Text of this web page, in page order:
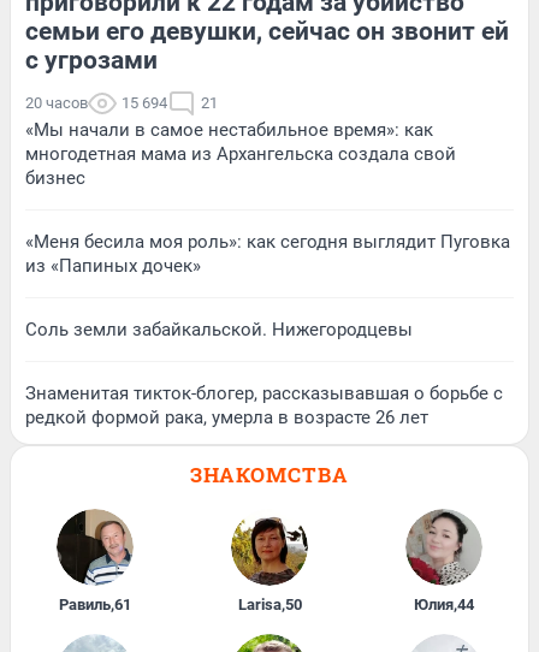
семьи его девушки, сейчас он звонит ей
с угрозами
20 часов 15 694 21
«Мы начали в самое нестабильное время»: как
многодетная мама из Архангельска создала свой
бизнес
«Меня бесила моя роль»: как сегодня выглядит Пуговка
из «Папиных дочек»
Соль земли забайкальской. Нижегородцевы
Знаменитая тикток-блогер, рассказывавшая о борьбе с
редкой формой рака, умерла в возрасте 26 лет
ЗНАКОМСТВА
Равиль,61 Larisa,50 Юлия,44